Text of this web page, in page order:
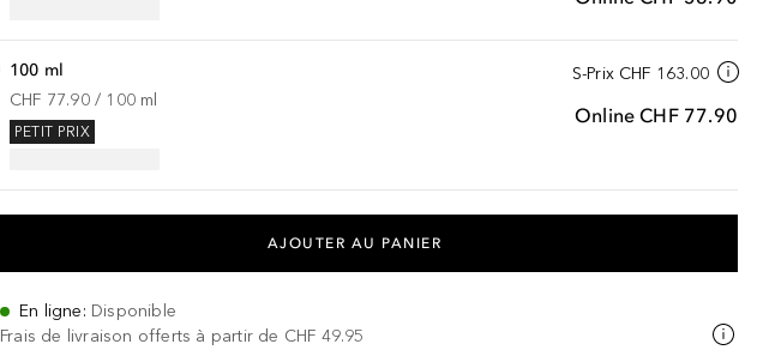
S-Prix CHF 163.00
Online CHF 77.90
100 ml
CHF 77.90 / 100 ml
PETIT PRIX
AJOUTER AU PANIER
En ligne: Disponible
Frais de livraison offerts à partir de CHF 49.95